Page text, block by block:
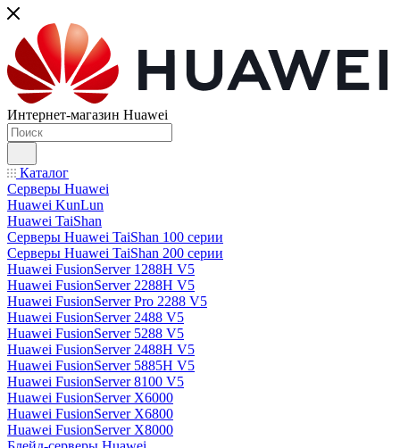
Интернет-магазин Huawei
Каталог
Серверы Huawei
Huawei KunLun
Huawei TaiShan
Серверы Huawei TaiShan 100 серии
Серверы Huawei TaiShan 200 серии
Huawei FusionServer 1288H V5
Huawei FusionServer 2288H V5
Huawei FusionServer Pro 2288 V5
Huawei FusionServer 2488 V5
Huawei FusionServer 5288 V5
Huawei FusionServer 2488H V5
Huawei FusionServer 5885H V5
Huawei FusionServer 8100 V5
Huawei FusionServer X6000
Huawei FusionServer X6800
Huawei FusionServer X8000